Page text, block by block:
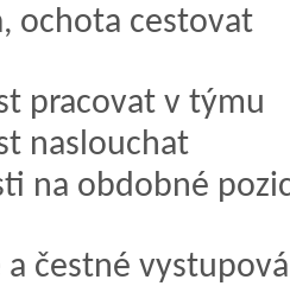
ochota cestovat
pracovat v týmu
naslouchat
na obdobné
čestné